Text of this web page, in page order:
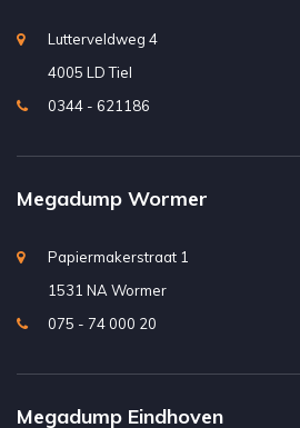
Lutterveldweg 4
4005 LD Tiel
0344 - 621186
Megadump Wormer
Papiermakerstraat 1
1531 NA Wormer
075 - 74 000 20
Megadump Eindhoven